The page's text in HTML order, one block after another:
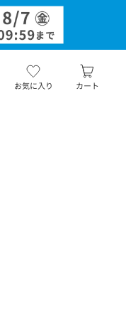
お気に入り カート